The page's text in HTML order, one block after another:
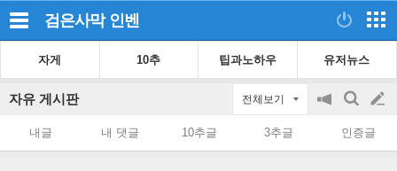
검은사막 인벤
자게 10추 팁과노하우 유저뉴스
자유 게시판 전체보기
공
on/off
검
색
글
쓰
내글 내 댓글 10추글 3추글 인증글